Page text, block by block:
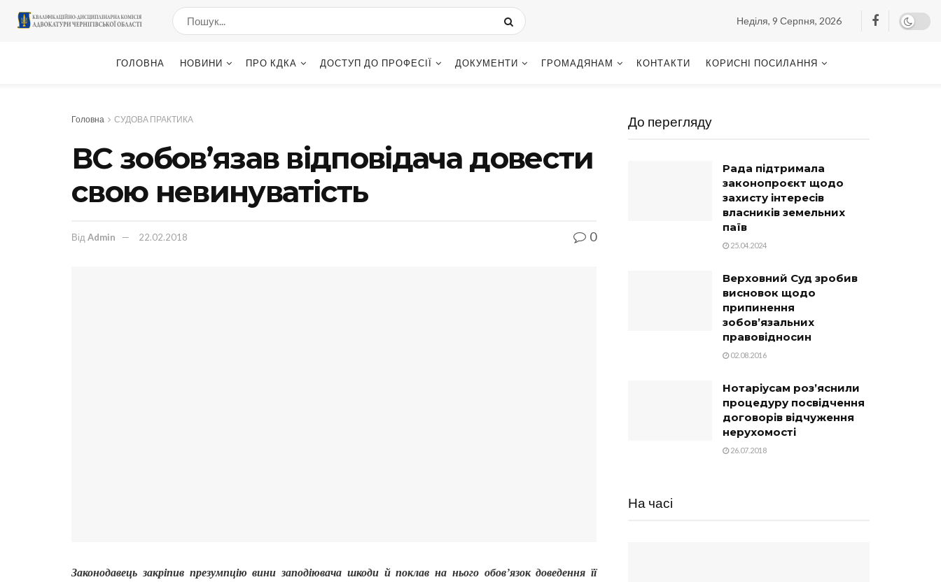
Неділя, 9 Серпня, 2026
ГОЛОВНА НОВИНИ ПРО КДКА ДОСТУП ДО ПРОФЕСІЇ ДОКУМЕНТИ ГРОМАДЯНАМ КОНТАКТИ КОРИСНІ ПОСИЛАННЯ
Головна СУДОВА ПРАКТИКА
ВС зобов’язав відповідача довести
свою невинуватість
Від Admin 22.02.2018 0
Законодавець закріпив презумпцію вини заподіювача шкоди й поклав на нього обов’язок доведення її
До перегляду
Рада підтримала
законопроєкт щодо
захисту інтересів
власників земельних
паїв
25.04.2024
Верховний Суд зробив
висновок щодо
припинення
зобов’язальних
правовідносин
02.08.2016
Нотаріусам роз’яснили
процедуру посвідчення
договорів відчуження
нерухомості
26.07.2018
На часі